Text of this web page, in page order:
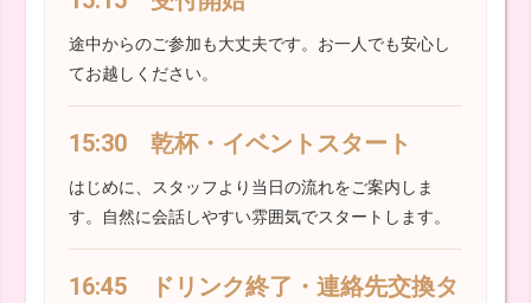
途中からのご参加も大丈夫です。お一人でも安心し
てお越しください。
15:30 乾杯・イベントスタート
はじめに、スタッフより当日の流れをご案内しま
す。自然に会話しやすい雰囲気でスタートします。
16:45 ドリンク終了・連絡先交換タ